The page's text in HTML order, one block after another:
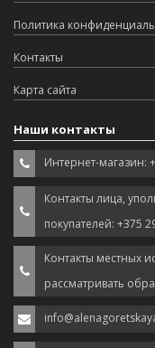
Политика
Контакты
Карта сайта
Наши контакты
Интернет-магазин:
Контакты лица,
покупателей: +375
Контакты местных
рассматривать